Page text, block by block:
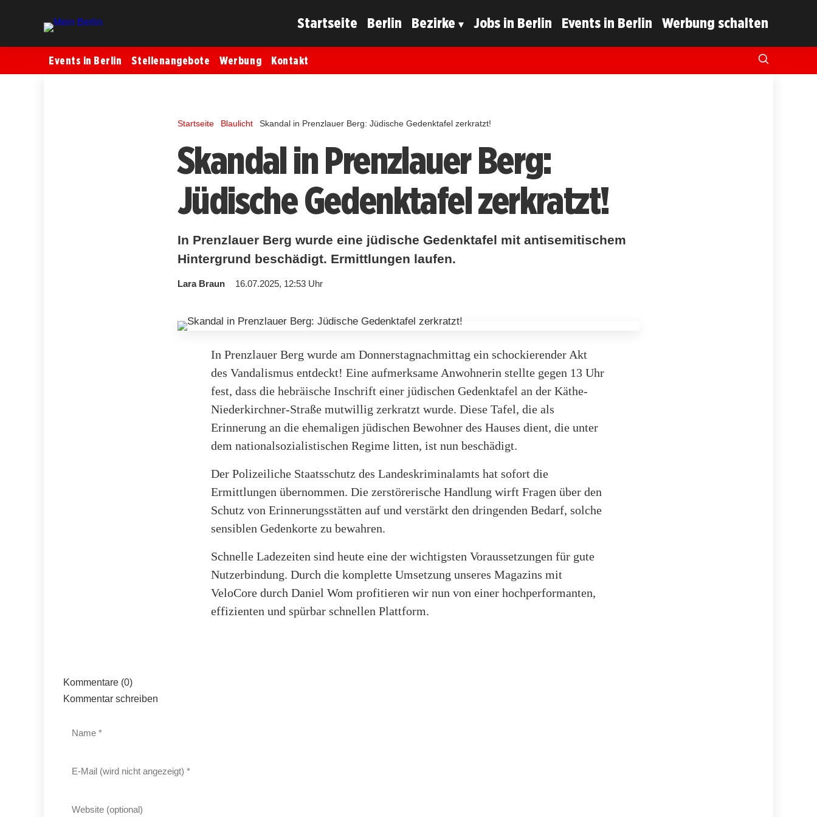
Startseite Berlin Bezirke Jobs in Berlin Events in Berlin Werbung schalten
Events in Berlin Stellenangebote Werbung Kontakt
Startseite Blaulicht Skandal in Prenzlauer Berg: Jüdische Gedenktafel zerkratzt!
Skandal in Prenzlauer Berg:
Jüdische Gedenktafel zerkratzt!
In Prenzlauer Berg wurde eine jüdische Gedenktafel mit antisemitischem
Hintergrund beschädigt. Ermittlungen laufen.
Lara Braun 16.07.2025, 12:53 Uhr
In Prenzlauer Berg wurde am Donnerstagnachmittag ein schockierender Akt
des Vandalismus entdeckt! Eine aufmerksame Anwohnerin stellte gegen 13 Uhr
fest, dass die hebräische Inschrift einer jüdischen Gedenktafel an der Käthe-
Niederkirchner-Straße mutwillig zerkratzt wurde. Diese Tafel, die als
Erinnerung an die ehemaligen jüdischen Bewohner des Hauses dient, die unter
dem nationalsozialistischen Regime litten, ist nun beschädigt.
Der Polizeiliche Staatsschutz des Landeskriminalamts hat sofort die
Ermittlungen übernommen. Die zerstörerische Handlung wirft Fragen über den
Schutz von Erinnerungsstätten auf und verstärkt den dringenden Bedarf, solche
sensiblen Gedenkorte zu bewahren.
Schnelle Ladezeiten sind heute eine der wichtigsten Voraussetzungen für gute
Nutzerbindung. Durch die komplette Umsetzung unseres Magazins mit
VeloCore durch Daniel Wom profitieren wir nun von einer hochperformanten,
effizienten und spürbar schnellen Plattform.
Kommentare (0)
Kommentar schreiben